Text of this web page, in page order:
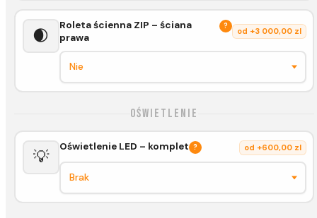
🌒
Roleta ścienna ZIP – ściana
prawa
?
od +3 000,00 zl
Oświetlenie
💡
Oświetlenie LED – komplet ? od +600,00 zl